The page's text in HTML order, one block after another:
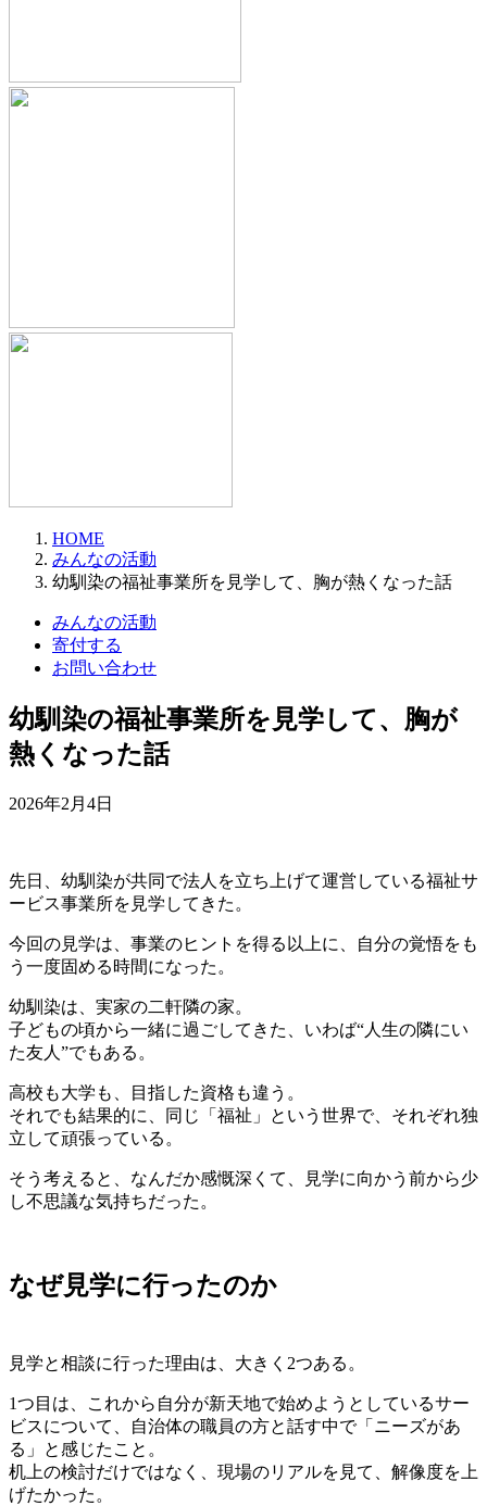
HOME
みんなの活動
幼馴染の福祉事業所を見学して、胸が熱くなった話
みんなの活動
寄付する
お問い合わせ
幼馴染の福祉事業所を見学して、胸が
熱くなった話
2026年2月4日
先日、幼馴染が共同で法人を立ち上げて運営している福祉サ
ービス事業所を見学してきた。
今回の見学は、事業のヒントを得る以上に、自分の覚悟をも
う一度固める時間になった。
幼馴染は、実家の二軒隣の家。
子どもの頃から一緒に過ごしてきた、いわば“人生の隣にい
た友人”でもある。
高校も大学も、目指した資格も違う。
それでも結果的に、同じ「福祉」という世界で、それぞれ独
立して頑張っている。
そう考えると、なんだか感慨深くて、見学に向かう前から少
し不思議な気持ちだった。
なぜ見学に行ったのか
見学と相談に行った理由は、大きく2つある。
1つ目は、これから自分が新天地で始めようとしているサー
ビスについて、自治体の職員の方と話す中で「ニーズがあ
る」と感じたこと。
机上の検討だけではなく、現場のリアルを見て、解像度を上
げたかった。